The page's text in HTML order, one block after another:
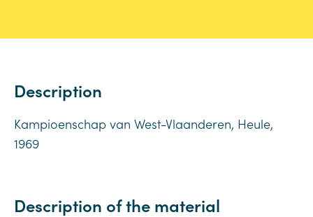
Description
Kampioenschap van West-Vlaanderen, Heule,
1969
Description of the material